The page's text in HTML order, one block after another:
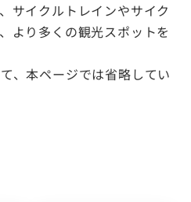
サイクルトレインやサイク
より多くの観光スポットを
、本ページでは省略してい